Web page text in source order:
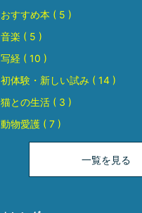
おすすめ本 ( 5 )
音楽 ( 5 )
写経 ( 10 )
初体験・新しい試み ( 14 )
猫との生活 ( 3 )
動物愛護 ( 7 )
一覧を見る